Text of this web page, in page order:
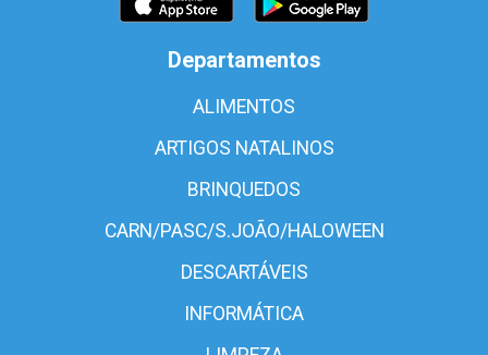
Departamentos
ALIMENTOS
ARTIGOS NATALINOS
BRINQUEDOS
CARN/PASC/S.JOÃO/HALOWEEN
DESCARTÁVEIS
INFORMÁTICA